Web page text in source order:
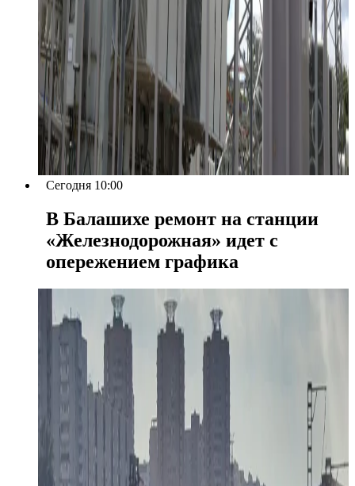
Сегодня 10:00
В Балашихе ремонт на станции
«Железнодорожная» идет с
опережением графика